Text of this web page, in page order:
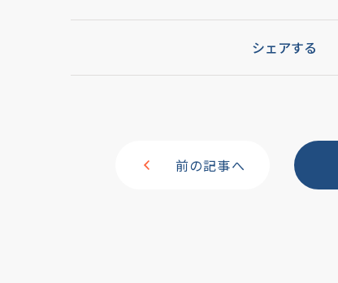
シェアする
前の記事へ